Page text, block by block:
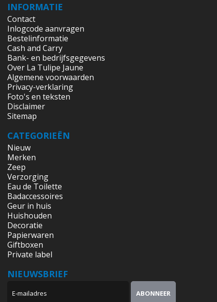
INFORMATIE
Contact
Inlogcode aanvragen
Bestelinformatie
Cash and Carry
Bank- en bedrijfsgegevens
Over La Tulipe Jaune
Algemene voorwaarden
Privacy-verklaring
Foto's en teksten
Disclaimer
Sitemap
CATEGORIEËN
Nieuw
Merken
Zeep
Verzorging
Eau de Toilette
Badaccessoires
Geur in huis
Huishouden
Decoratie
Papierwaren
Giftboxen
Private label
NIEUWSBRIEF